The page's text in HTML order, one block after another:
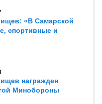
«В Самарской
спортивные и
награжден
Минобороны